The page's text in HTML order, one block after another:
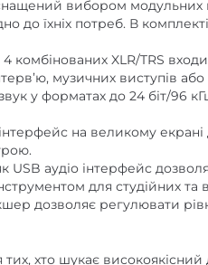
до їхніх потреб. В
комбінованих XLR/TRS
музичних виступів або
у форматах до 24 біт/96
на великому
USB аудіо інтерфейс
для студійних та
дозволяє регулювати
тих, хто шукає